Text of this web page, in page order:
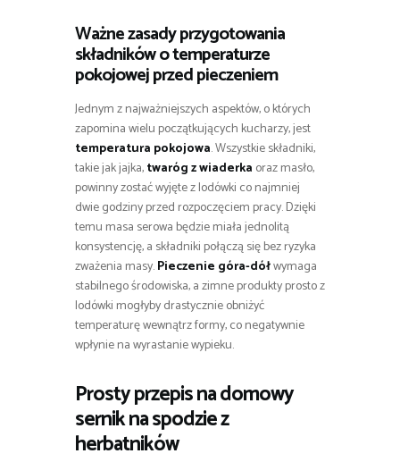
Ważne zasady przygotowania
składników o temperaturze
pokojowej przed pieczeniem
Jednym z najważniejszych aspektów, o których
zapomina wielu początkujących kucharzy, jest
temperatura pokojowa. Wszystkie składniki,
takie jak jajka,twaróg z wiaderka oraz masło,
powinny zostać wyjęte z lodówki co najmniej
dwie godziny przed rozpoczęciem pracy. Dzięki
temu masa serowa będzie miała jednolitą
konsystencję, a składniki połączą się bez ryzyka
zważenia masy.Pieczenie góra-dółwymaga
stabilnego środowiska, a zimne produkty prosto z
lodówki mogłyby drastycznie obniżyć
temperaturę wewnątrz formy, co negatywnie
wpłynie na wyrastanie wypieku.
Prosty przepis na domowy
sernik na spodzie z
herbatników